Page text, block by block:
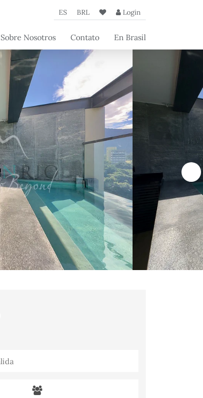
ES BRL Login
Sobre Nosotros
La Agencia
Nuestros Socios
Artículos Beyond
Contato En Brasil